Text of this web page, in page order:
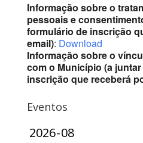
Informação sobre o
pessoais e
formulário de inscrição
email): Download
Informação sobre o
com o Município (a
inscrição que receberá
Eventos